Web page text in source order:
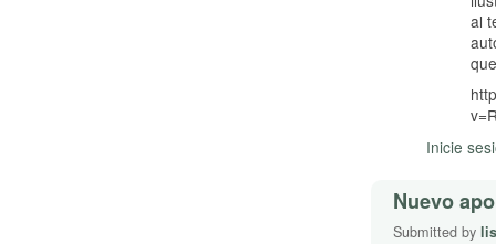
al
Inicie
Nuevo
Submitted by